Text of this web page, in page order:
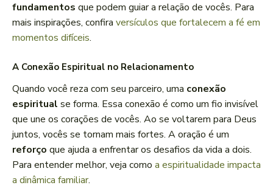
fundamentos que podem guiar a relação de vocês. Para
mais inspirações, confira versículos que fortalecem a fé em
momentos difíceis.
A Conexão Espiritual no Relacionamento
Quando você reza com seu parceiro, uma conexão
espiritual se forma. Essa conexão é como um fio invisível
que une os corações de vocês. Ao se voltarem para Deus
juntos, vocês se tornam mais fortes. A oração é um
reforço que ajuda a enfrentar os desafios da vida a dois.
Para entender melhor, veja como a espiritualidade impacta
a dinâmica familiar.